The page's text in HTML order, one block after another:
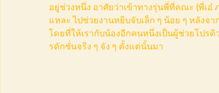
อยู่ช่วงหนึ่ง อาศัยว่าเข้าทางรุ่นพี่ที่คณะ (พี่เ
แหละ ไปช่วยงานหยิบจับเล็ก ๆ น้อย ๆ หลังจ
โดยที่ให้เรากับน้องอีกคนหนึ่งเป็นผู้ช่วยโปรดิ
รดักชั่นจริง ๆ จัง ๆ ตั้งแต่นั้นมา